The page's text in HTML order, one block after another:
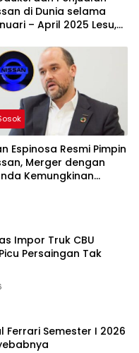
di Dunia selama
– April 2025 Lesu,
Espinosa Resmi Pimpin
Merger dengan
Kemungkinan
Impor Truk CBU
Persaingan Tak
Ferrari Semester I 2026